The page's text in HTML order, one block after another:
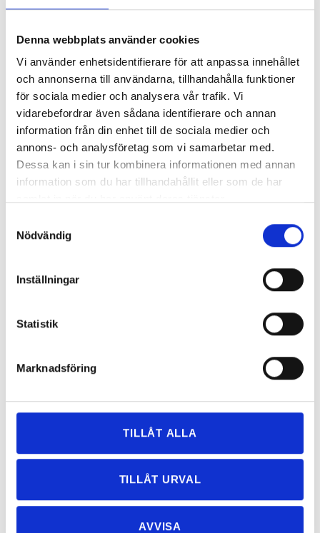
Denna webbplats använder cookies
Vi använder enhetsidentifierare för att anpassa innehållet
och annonserna till användarna, tillhandahålla funktioner
för sociala medier och analysera vår trafik. Vi
vidarebefordrar även sådana identifierare och annan
information från din enhet till de sociala medier och
annons- och analysföretag som vi samarbetar med.
Dessa kan i sin tur kombinera informationen med annan
information som du har tillhandahållit eller som de har
Nödvändig
Inställningar
Statistik
Marknadsföring
TILLÅT ALLA
TILLÅT URVAL
AVVISA
Huvudrubrik
Checklistor inför flytt
2017-10-
10
Vad kostar det att anlita en flyttfirma i
Göteborg?
18
Många som ska flytta känner sig stressade.
Ta hjälp av proffsen, så kan du koppla av!
2017-08-
31
Vi ger 20% rabatt på flyttstädning i augusti &
september när du flyttar med oss!
2017-08-
04
Låt oss fixa städningen vid flytt med
2017-07-
EXPRESSFLYTT Flyttfirma Göteborg - Vi
2017-05-
Fler och fler väljer oss för sin flytt i Göteborg!
2017-03-
Göteborg
VARFÖR FLYTTA MED
OSS?
VÅRA UTMÄRKELSER
AA kreditvärdiga aktiebolag
Offertas ambassadör